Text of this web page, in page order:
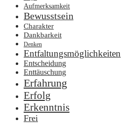
Aufmerksamkeit
Bewusstsein
Charakter
Dankbarkeit
Denken
Entfaltungsmöglichkeiten
Entscheidung
Enttäuschung
Erfahrung
Erfolg
Erkenntnis
Frei